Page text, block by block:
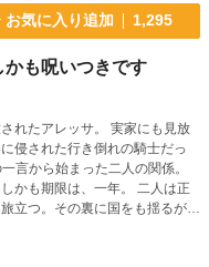
お気に入り追加 1,295
も呪いつきです
れたアレッサ。 実家にも見放
侵された行き倒れの騎士だっ
言から始まった二人の関係。
かも期限は、一年。 二人は正
立つ。その裏に国をも揺るがす
世間知らずなヒロインと、重
失った二人が、少しずつ距離